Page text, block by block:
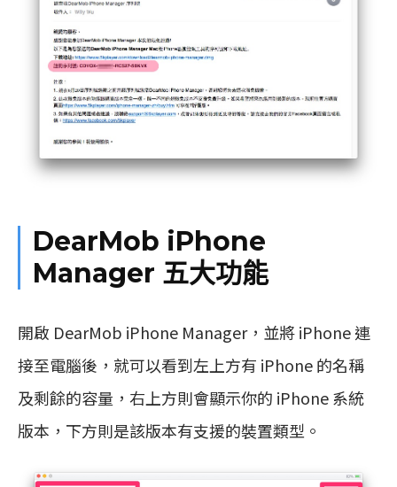
DearMob iPhone
Manager 五大功能
開啟 DearMob iPhone Manager，並將 iPhone 連
接至電腦後，就可以看到左上方有 iPhone 的名稱
及剩餘的容量，右上方則會顯示你的 iPhone 系統
版本，下方則是該版本有支援的裝置類型。